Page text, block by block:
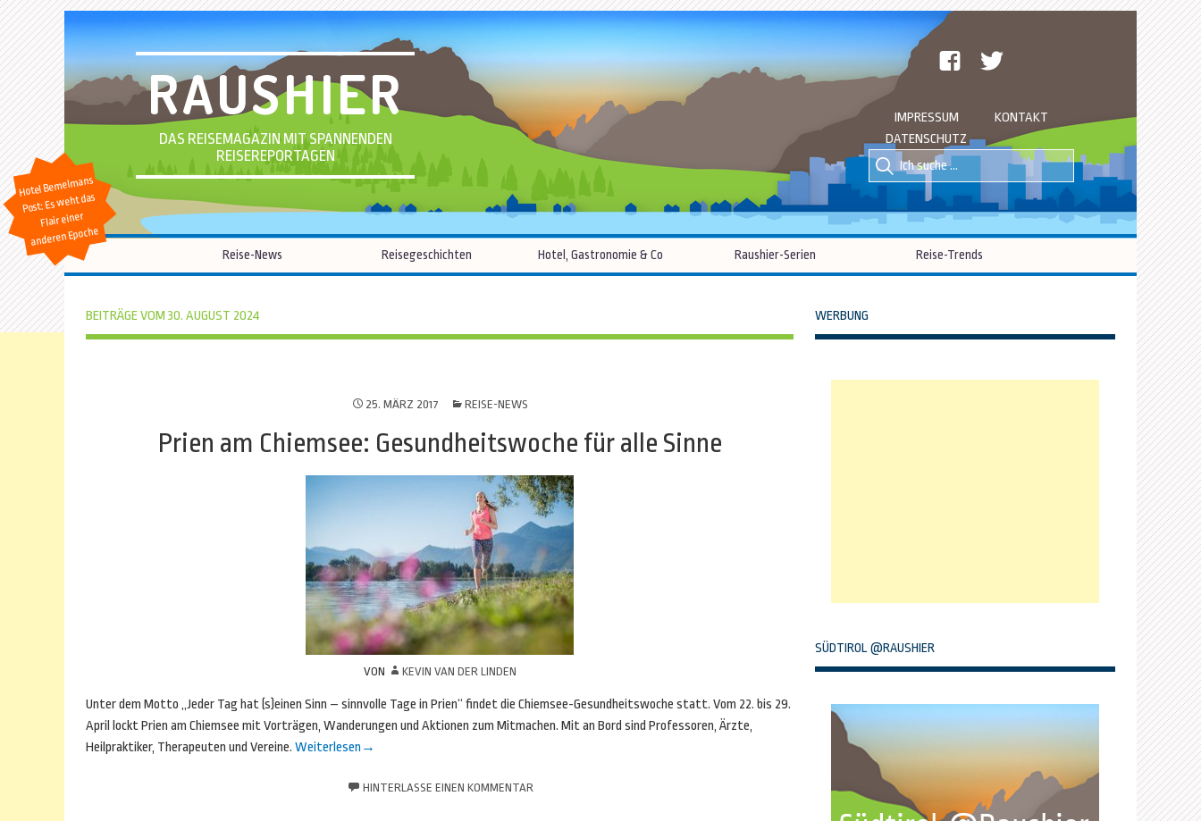
RAUSHIER
DAS REISEMAGAZIN MIT SPANNENDEN
REISEREPORTAGEN
facebook
IMPRESSUM
KONTAKT
DATENSCHUTZ
Suche
nach::
Suche
nach:
Hotel Bemelmans
Post: Es weht das
Flair einer
anderen Epoche
Reise-News Reisegeschichten Hotel, Gastronomie & Co Raushier-Serien Reise-Trends
BEITRÄGE VOM 30. AUGUST 2024
25. MÄRZ 2017 REISE-NEWS
Prien am Chiemsee: Gesundheitswoche für alle Sinne
VON KEVIN VAN DER LINDEN
Unter dem Motto „Jeder Tag hat (s)einen Sinn – sinnvolle Tage in Prien“ findet die Chiemsee-Gesundheitswoche statt. Vom 22. bis 29.
April lockt Prien am Chiemsee mit Vorträgen, Wanderungen und Aktionen zum Mitmachen. Mit an Bord sind Professoren, Ärzte,
Heilpraktiker, Therapeuten und Vereine. Weiterlesen →
HINTERLASSE EINEN KOMMENTAR
WERBUNG
SÜDTIROL @RAUSHIER